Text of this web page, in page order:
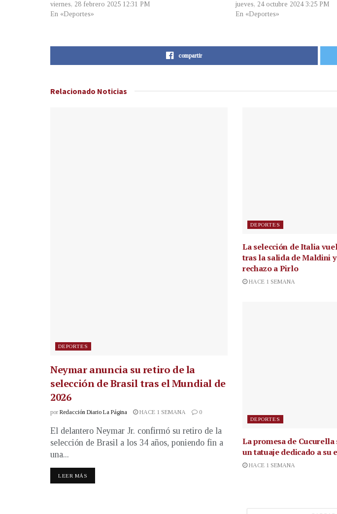
viernes, 28 febrero 2025 12:31 PM
En «Deportes»
jueves, 24 octubre 2024 3:25 PM
En «Deportes»
compartir
Relacionado Noticias
DEPORTES
Neymar anuncia su retiro de la
selección de Brasil tras el Mundial de
2026
por Redacción Diario La Página HACE 1 SEMANA 0
El delantero Neymar Jr. confirmó su retiro de la
selección de Brasil a los 34 años, poniendo fin a
una...
LEER MÁS
DEPORTES
La selección de Italia
tras la salida de Maldini
rechazo a Pirlo
HACE 1 SEMANA
DEPORTES
La promesa de
un tatuaje dedicado a su
HACE 1 SEMANA